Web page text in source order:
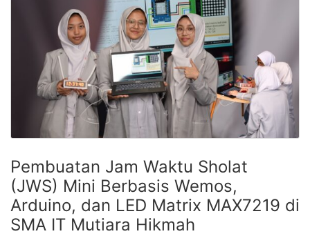
Pembuatan Jam Waktu Sholat
(JWS) Mini Berbasis Wemos,
Arduino, dan LED Matrix MAX7219 di
SMA IT Mutiara Hikmah